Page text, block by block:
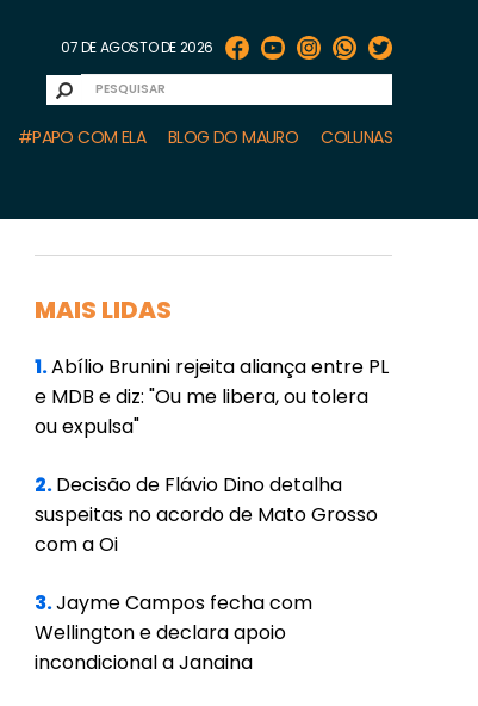
07 DE AGOSTO DE 2026
#PAPO COM ELA BLOG DO MAURO COLUNAS
MAIS LIDAS
1.Abílio Brunini rejeita aliança entre PL
e MDB e diz: "Ou me libera, ou tolera
ou expulsa"
2.Decisão de Flávio Dino detalha
suspeitas no acordo de Mato Grosso
com a Oi
3.Jayme Campos fecha com
Wellington e declara apoio
incondicional a Janaina